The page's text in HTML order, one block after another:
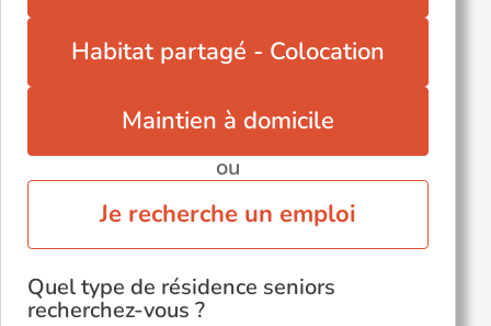
Habitat partagé - Colocation
Maintien à domicile
ou
Je recherche un emploi
Quel type de résidence seniors
recherchez-vous ?